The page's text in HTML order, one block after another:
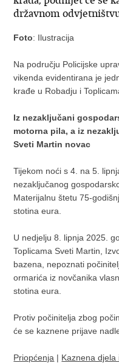
državnom
Foto: Ilustracija
Na području Policijske
vikenda evidentirana je
krađe u Robadju i
Iz nezaključani
motorna pila, a iz
Sveti Martin novac
Tijekom noći s 4. na 5.
nezaključanog
Materijalnu štetu 75-
stotina eura.
U nedjelju 8. lipnja 2025.
Toplicama Sveti Martin,
bazena, nepoznati
ormarića iz novčanika
stotina eura.
Protiv počinitelja zbog
će se kaznene prijave
Priopćenja | Kaznena djela